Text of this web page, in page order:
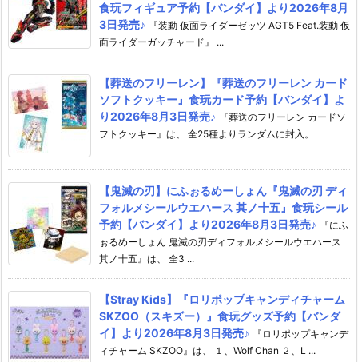
食玩フィギュア予約【バンダイ】より2026年8月
3日発売♪
『装動 仮面ライダーゼッツ AGT5 Feat.装動 仮
面ライダーガッチャード』 ...
【葬送のフリーレン】『葬送のフリーレン カード
ソフトクッキー』食玩カード予約【バンダイ】よ
り2026年8月3日発売♪
『葬送のフリーレン カードソ
フトクッキー』は、 全25種よりランダムに封入。
【鬼滅の刃】にふぉるめーしょん『鬼滅の刃 ディ
フォルメシールウエハース 其ノ十五』食玩シール
予約【バンダイ】より2026年8月3日発売♪
『にふ
ぉるめーしょん 鬼滅の刃ディフォルメシールウエハース
其ノ十五』は、 全3 ...
【Stray Kids】『ロリポップキャンディチャーム
SKZOO（スキズー）』食玩グッズ予約【バンダ
イ】より2026年8月3日発売♪
『ロリポップキャンデ
ィチャーム SKZOO』は、 １、Wolf Chan ２、L ...